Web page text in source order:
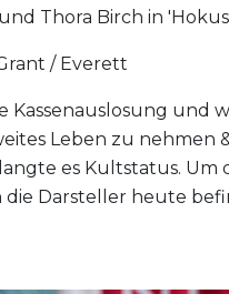
Thora Birch in
/ Everett
Kassenauslosung und
Leben zu nehmen
es Kultstatus. Um
die Darsteller heute